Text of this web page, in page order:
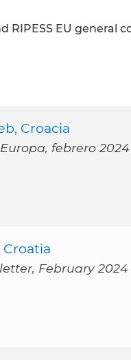
RIPESS EU general
Croacia
febrero 2024
February 2024